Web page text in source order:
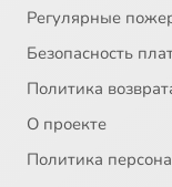
Регулярные
Безопасность
Политика
О проекте
Политика